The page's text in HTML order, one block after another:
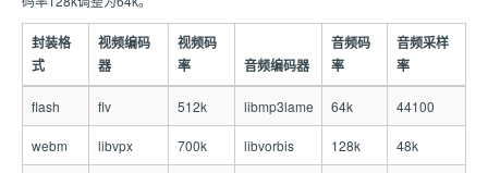
封装格
式
视频编码
器
视频码
率
音频编码器
音频码
率
音频采样
率
flash flv 512k libmp3lame 64k 44100
webm libvpx 700k libvorbis 128k 48k